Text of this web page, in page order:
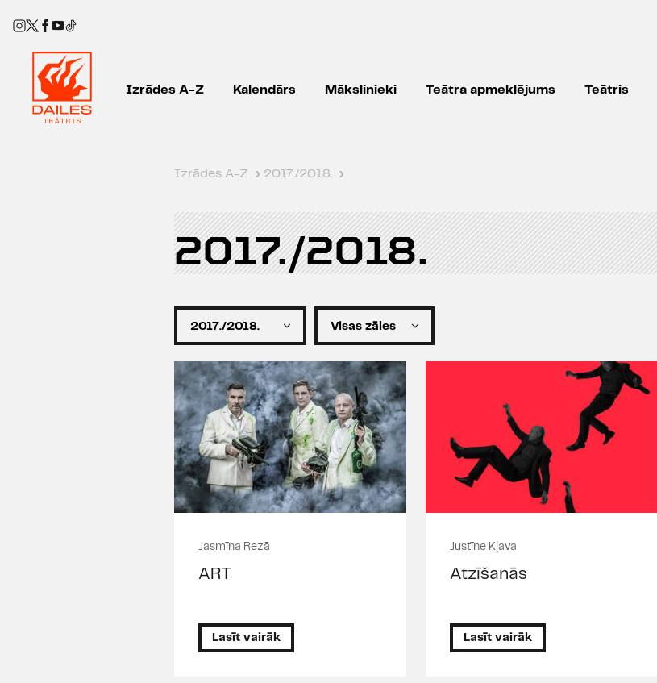
Izrādes A-Z Kalendārs Mākslinieki Teātra apmeklējums Teātris
Izrādes A-Z › 2017./2018. ›
2017./2018.
Jasmīna Rezā
ART
Lasīt vairāk
Justīne Kļava
Atzīšanās
Lasīt vairāk